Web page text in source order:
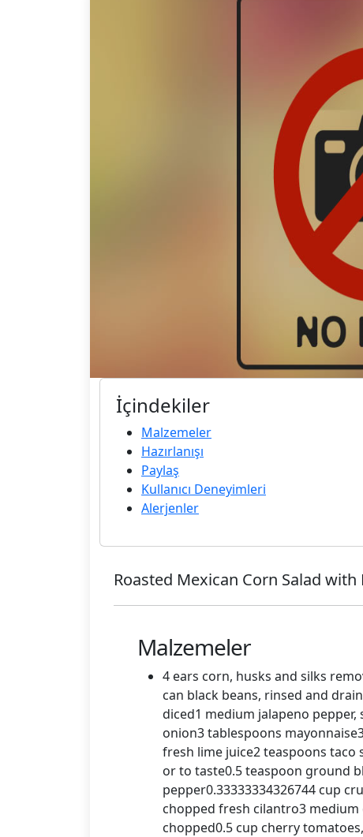
İçindekiler
Malzemeler
Hazırlanışı
Paylaş
Kullanıcı Deneyimleri
Alerjenler
Roasted Mexican Corn Salad with
Malzemeler
4 ears corn, husks and silks
can black beans, rinsed and
diced1 medium jalapeno
onion3 tablespoons
fresh lime juice2 teaspoons taco
or to taste0.5 teaspoon ground
pepper0.33333334326744 cup
chopped fresh cilantro3
chopped0.5 cup cherry